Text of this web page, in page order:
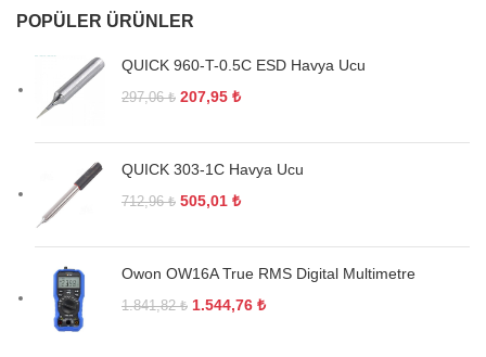
POPÜLER ÜRÜNLER
QUICK 960-T-0.5C ESD Havya Ucu
297,06₺ 207,95 ₺
QUICK 303-1C Havya Ucu
712,96₺ 505,01 ₺
Owon OW16A True RMS Digital Multimetre
1.841,82₺ 1.544,76 ₺